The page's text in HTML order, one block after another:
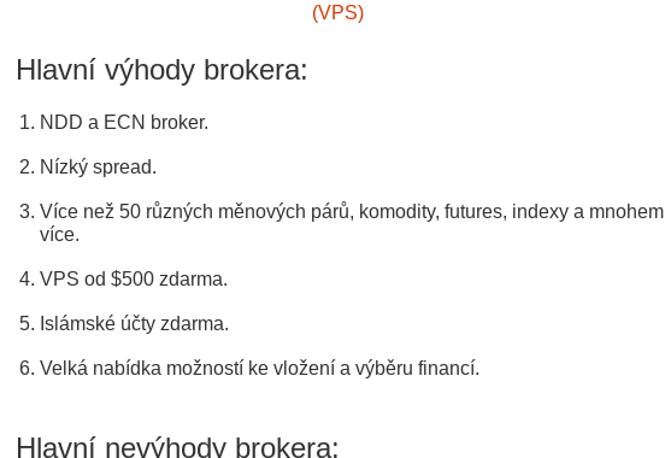
(VPS)
Hlavní výhody brokera:
NDD a ECN broker.
Nízký spread.
Více než 50 různých měnových párů, komodity, futures, indexy a mnohem
více.
VPS od $500 zdarma.
Islámské účty zdarma.
Velká nabídka možností ke vložení a výběru financí.
Hlavní nevýhody brokera: